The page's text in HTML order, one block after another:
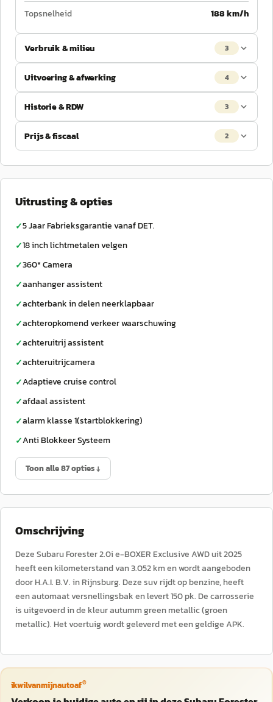
Topsnelheid
188 km/h
Verbruik & milieu 3
Uitvoering & afwerking 4
Historie & RDW 3
Prijs & fiscaal 2
Uitrusting & opties
✓5 Jaar Fabrieksgarantie vanaf DET.
✓18 inch lichtmetalen velgen
✓360* Camera
✓aanhanger assistent
✓achterbank in delen neerklapbaar
✓achteropkomend verkeer waarschuwing
✓achteruitrij assistent
✓achteruitrijcamera
✓Adaptieve cruise control
✓afdaal assistent
✓alarm klasse 1(startblokkering)
✓Anti Blokkeer Systeem
Toon alle 87 opties ↓
Omschrijving
Deze Subaru Forester 2.0i e-BOXER Exclusive AWD uit 2025
heeft een kilometerstand van 3.052 km en wordt aangeboden
door H.A.I. B.V. in Rijnsburg. Deze suv rijdt op benzine, heeft
een automaat versnellingsbak en levert 150 pk. De carrosserie
is uitgevoerd in de kleur autumm green metallic (groen
metallic). Het voertuig wordt geleverd met een geldige APK.
ikwilvanmijnautoaf®